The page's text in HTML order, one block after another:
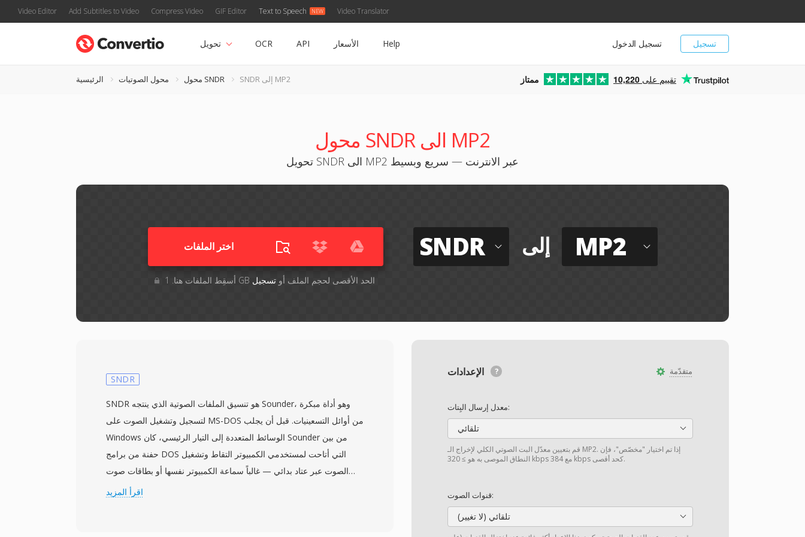
Video Editor Add Subtitles to Video Compress Video GIF Editor Text to Speech Video Translator
تسجيل تسجيل الدخول تحويل OCR API الأسعار Help
الرئيسية محول الصوتيات محول SNDR SNDR إلى MP2 ممتاز 10,220 تقييم على
محول SNDR الى MP2
تحويل SNDR الى MP2 عبر الانترنت — سريع وبسيط
اختر الملفات
أسقِط الملفات هنا. 1 GB الحد الأقصى لحجم الملف أوتسجيل
SNDR إلى MP2
متقدّمة
معدل إرسال البِتات:
تلقائي
قم بتعيين معدّل البت الصوتي الكلي لإخراج الـ MP2. إذا تم اختيار "مخصّص"، فإن
النطاق الموصى به هو ≥ 320 kbps مع 384 kbps كحد أقصى.
قنوات الصوت:
تلقائي (لا تغيير)
SNDR
SNDR هو تنسيق الملفات الصوتية الذي ينتجه Sounder، وهو أداة مبكرة
لتسجيل وتشغيل الصوت على MS-DOS من أوائل التسعينيات. قبل أن يجلب
Windows الوسائط المتعددة إلى التيار الرئيسي، كان Sounder من بين
حفنة من برامج DOS التي أتاحت لمستخدمي الكمبيوتر التقاط وتشغيل
الصوت عبر عتاد بدائي — غالباً سماعة الكمبيوتر نفسها أو بطاقات صوت
مبكرة بدقة 8 بت. يخزّن التنسيق عينات PCM غير موقّعة بدقة 8 بت بدون
اقرأ المزيد